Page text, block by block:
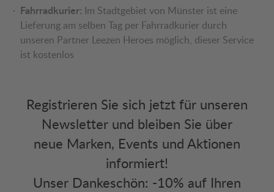
Fahrradkurier: Im Stadtgebiet von Münster ist eine
Lieferung am selben Tag per Fahrradkurier durch
unseren Partner Leezen Heroes möglich, dieser Service
ist kostenlos
Registrieren Sie sich jetzt für unseren
Newsletter und bleiben Sie über
neue Marken, Events und Aktionen
informiert!
Unser Dankeschön: -10% auf Ihren